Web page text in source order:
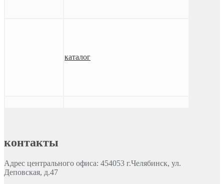
каталог
контакты
Адрес центрального офиса: 454053 г.Челябинск, ул.
Деповская, д.47